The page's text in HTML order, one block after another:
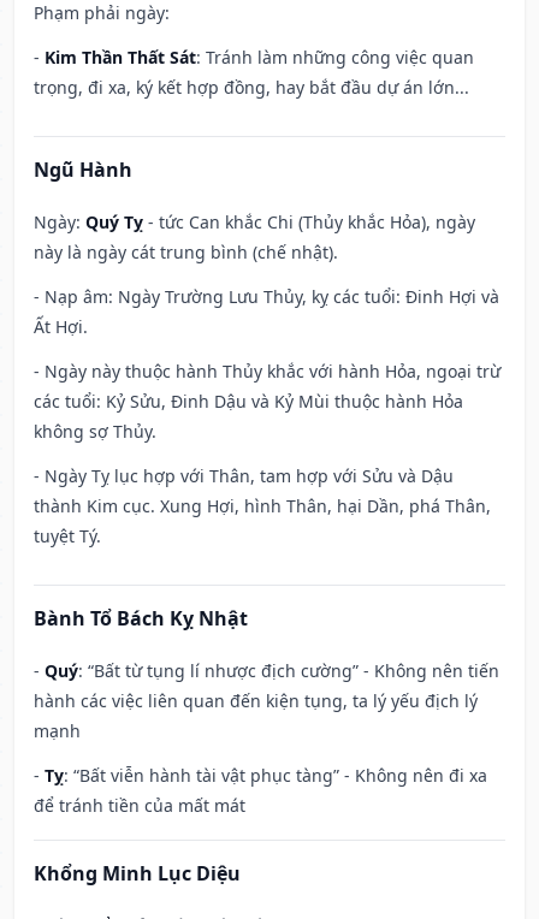
Phạm phải ngày:
- Kim Thần Thất Sát: Tránh làm những công việc quan
trọng, đi xa, ký kết hợp đồng, hay bắt đầu dự án lớn...
Ngũ Hành
Ngày: Quý Tỵ - tức Can khắc Chi (Thủy khắc Hỏa), ngày
này là ngày cát trung bình (chế nhật).
- Nạp âm: Ngày Trường Lưu Thủy, kỵ các tuổi: Đinh Hợi và
Ất Hợi.
- Ngày này thuộc hành Thủy khắc với hành Hỏa, ngoại trừ
các tuổi: Kỷ Sửu, Đinh Dậu và Kỷ Mùi thuộc hành Hỏa
không sợ Thủy.
- Ngày Tỵ lục hợp với Thân, tam hợp với Sửu và Dậu
thành Kim cục. Xung Hợi, hình Thân, hại Dần, phá Thân,
tuyệt Tý.
Bành Tổ Bách Kỵ Nhật
- Quý: “Bất từ tụng lí nhược địch cường” - Không nên tiến
hành các việc liên quan đến kiện tụng, ta lý yếu địch lý
mạnh
- Tỵ: “Bất viễn hành tài vật phục tàng” - Không nên đi xa
để tránh tiền của mất mát
Khổng Minh Lục Diệu